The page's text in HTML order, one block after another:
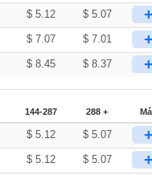
$ 5.12 $ 5.07 +
$ 7.07 $ 7.01 +
$ 8.45 $ 8.37 +
144-287 288 +
$ 5.12 $ 5.07 +
$ 5.12 $ 5.07 +